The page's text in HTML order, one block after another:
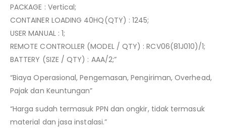
PACKAGE : Vertical;
CONTAINER LOADING 40HQ(QTY) : 1245;
USER MANUAL : 1;
REMOTE CONTROLLER (MODEL / QTY) : RCV06(81J010)/1;
BATTERY (SIZE / QTY) : AAA/2;”
“Biaya Operasional, Pengemasan, Pengiriman, Overhead,
Pajak dan Keuntungan”
“Harga sudah termasuk PPN dan ongkir, tidak termasuk
material dan jasa instalasi.”